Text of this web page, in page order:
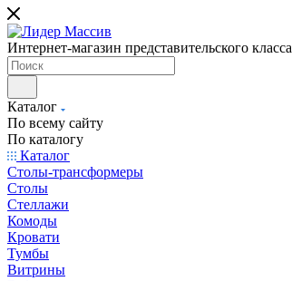
Интернет-магазин представительского класса
Каталог
По всему сайту
По каталогу
Каталог
Столы-трансформеры
Столы
Стеллажи
Комоды
Кровати
Тумбы
Витрины